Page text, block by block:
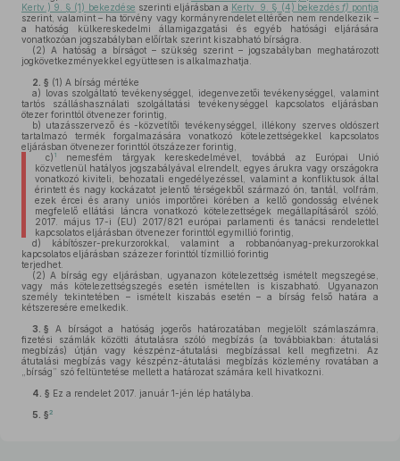
Kertv.) 9. § (1) bekezdése szerinti eljárásban a Kertv. 9. § (4) bekezdés f) pontja
szerint, valamint – ha törvény vagy kormányrendelet eltérően nem rendelkezik –
a hatóság külkereskedelmi államigazgatási és egyéb hatósági eljárására
vonatkozóan jogszabályban előírtak szerint kiszabható bírságra.
(2) A hatóság a bírságot – szükség szerint – jogszabályban meghatározott
jogkövetkezményekkel együttesen is alkalmazhatja.
2. § (1) A bírság mértéke
a) lovas szolgáltató tevékenységgel, idegenvezetői tevékenységgel, valamint
tartós szálláshasználati szolgáltatási tevékenységgel kapcsolatos eljárásban
ötezer forinttól ötvenezer forintig,
b) utazásszervező és -közvetítői tevékenységgel, illékony szerves oldószert
tartalmazó termék forgalmazására vonatkozó kötelezettségekkel kapcsolatos
eljárásban ötvenezer forinttól ötszázezer forintig,
c) 1
nemesfém tárgyak kereskedelmével, továbbá az Európai Unió
közvetlenül hatályos jogszabályával elrendelt, egyes árukra vagy országokra
vonatkozó kiviteli, behozatali engedélyezéssel, valamint a konfliktusok által
érintett és nagy kockázatot jelentő térségekből származó ón, tantál, volfrám,
ezek ércei és arany uniós importőrei körében a kellő gondosság elvének
megfelelő ellátási láncra vonatkozó kötelezettségek megállapításáról szóló,
2017. május 17-i (EU) 2017/821 európai parlamenti és tanácsi rendelettel
kapcsolatos eljárásban ötvenezer forinttól egymillió forintig,
d) kábítószer-prekurzorokkal, valamint a robbanóanyag-prekurzorokkal
kapcsolatos eljárásban százezer forinttól tízmillió forintig
terjedhet.
(2) A bírság egy eljárásban, ugyanazon kötelezettség ismételt megszegése,
vagy más kötelezettségszegés esetén ismételten is kiszabható. Ugyanazon
személy tekintetében – ismételt kiszabás esetén – a bírság felső határa a
kétszeresére emelkedik.
3. § A bírságot a hatóság jogerős határozatában megjelölt számlaszámra,
fizetési számlák közötti átutalásra szóló megbízás (a továbbiakban: átutalási
megbízás) útján vagy készpénz-átutalási megbízással kell megfizetni. Az
átutalási megbízás vagy készpénz-átutalási megbízás közlemény rovatában a
„bírság” szó feltüntetése mellett a határozat számára kell hivatkozni.
4. § Ez a rendelet 2017. január 1-jén lép hatályba.
5. §2